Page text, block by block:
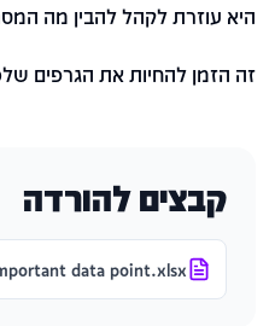
היא עוזרת לקהל להבין מה
זה הזמן להחיות את הגרפים
קבצים להורדה
data point.xlsx